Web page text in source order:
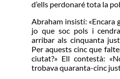
d’ells perdonaré tota la
Abraham insistí: «Encara
jo que soc pols i
arribar als cinquanta
Per aquests cinc que
ciutat?» Ell contestà:
trobava quaranta-cinc